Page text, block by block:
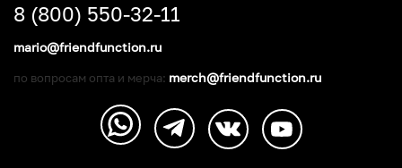
8 (800) 550-32-11
mario@friendfunction.ru
по вопросам опта и мерча: merch@friendfunction.ru